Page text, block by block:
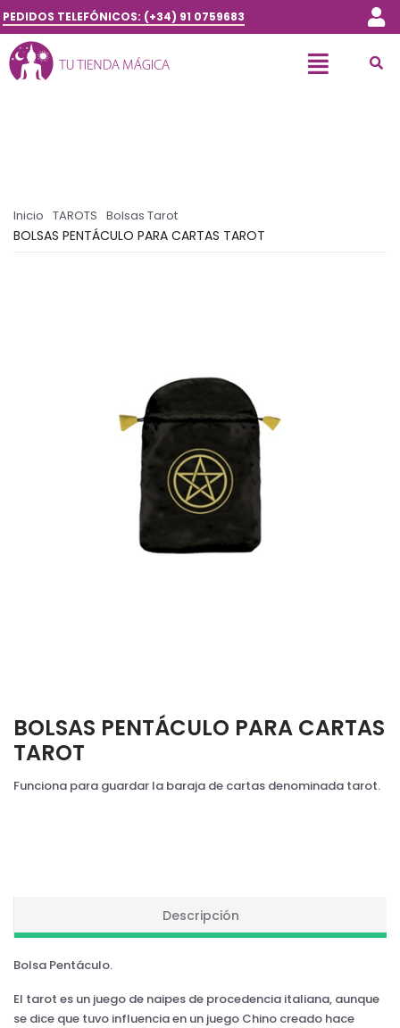
PEDIDOS TELEFÓNICOS: (+34) 91 0759683
Inicio TAROTS Bolsas Tarot
BOLSAS PENTÁCULO PARA CARTAS TAROT
BOLSAS PENTÁCULO PARA CARTAS
TAROT
Funciona para guardar la baraja de cartas denominada tarot.
Descripción
Bolsa Pentáculo.
El tarot es un juego de naipes de procedencia italiana, aunque
se dice que tuvo influencia en un juego Chino creado hace